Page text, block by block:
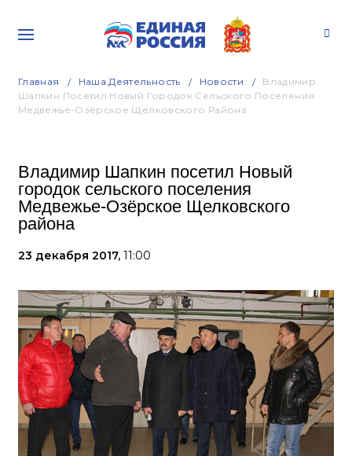
Главная Наша Деятельность Новости
Владимир
Шапкин Посетил Новый Городок Сельского Поселения
Медвежье-Озёрское Щелковского Района
Владимир Шапкин посетил Новый
городок сельского поселения
Медвежье-Озёрское Щелковского
района
23 декабря 2017, 11:00